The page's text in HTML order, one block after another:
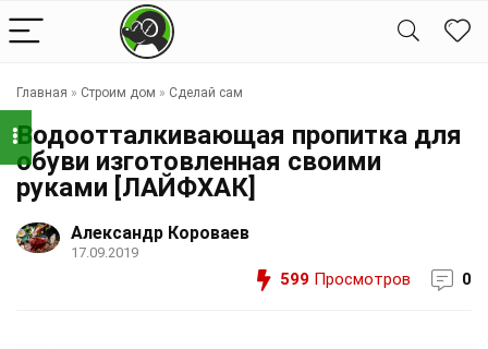
Главная » Строим дом » Сделай сам
Водоотталкивающая пропитка для
обуви изготовленная своими
руками [ЛАЙФХАК]
Александр Короваев
17.09.2019
599 Просмотров 0